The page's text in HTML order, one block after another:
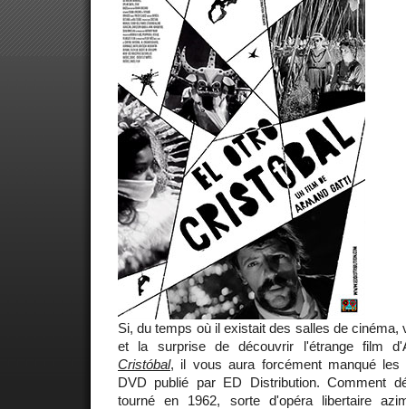
Si, du temps où il existait des salles de cinéma,
et la surprise de découvrir l'étrange film
Cristóbal, il vous aura forcément manqué
DVD publié par ED Distribution. Comment
tourné en 1962, sorte d'opéra libertaire